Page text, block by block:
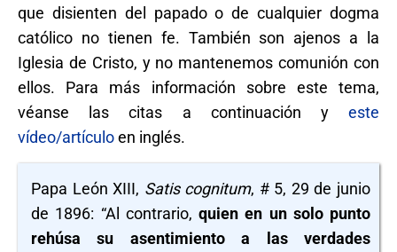
que disienten del papado o de cualquier dogma
católico no tienen fe. También son ajenos a la
Iglesia de Cristo, y no mantenemos comunión con
ellos. Para más información sobre este tema,
véanse las citas a continuación y este
vídeo/artículoen inglés.
Papa León XIII, Satis cognitum, # 5, 29 de junio
de 1896: “Al contrario, quien en un solo punto
rehúsa su asentimiento a las verdades